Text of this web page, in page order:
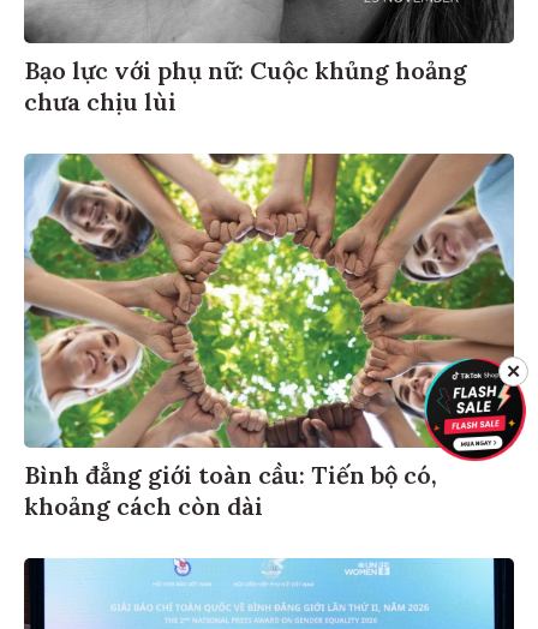
Bạo lực với phụ nữ: Cuộc khủng hoảng
chưa chịu lùi
Bình đẳng giới toàn cầu: Tiến bộ có,
khoảng cách còn dài
✕